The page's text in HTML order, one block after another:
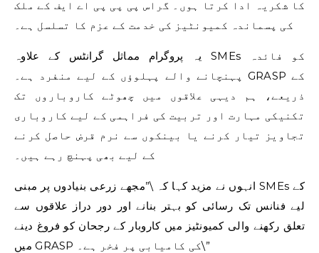
کا شکریہ ادا کرتا ہوں۔ گراس پی پی پی اے ایف کے ملک
کی پسماندہ کمیونٹیز کی خدمت کے عزم کا تسلسل ہے۔
یہ پروگرام مماثل گرانٹس کے علاوہ SMEs کو فائدہ
پہنچانے والے پہلوؤں کے لیے منفرد ہے۔ GRASP کے
ذریعے، ہم دیہی علاقوں میں چھوٹے کاروباروں تک
تکنیکی مہارت اور تربیت کی فراہمی کے لیے کاروباری
تجاویز تیار کرنے یا بینکوں سے نرم قرض حاصل کرنے
کے لیے بھی پہنچ رہے ہیں۔
انہوں نے مزید کہا کہ \”مجھے زرعی بنیادوں پر مبنی SMEs کے
لیے فنانس تک رسائی کو بہتر بنانے اور دور دراز علاقوں سے
تعلق رکھنے والی کمیونٹیز میں کاروبار کے رجحان کو فروغ دینے
میں GRASP کی کامیابی پر فخر ہے۔\”